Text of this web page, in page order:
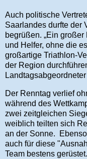
Auch politische
Saarlandes durfte der
begrüßen. „Ein
und Helfer, ohne die
großartige Triathlon-
der Region
Der Renntag verlief
während des
zwei zeitgleichen
weiblich teilten sich
an der Sonne.
auch für diese
Team bestens